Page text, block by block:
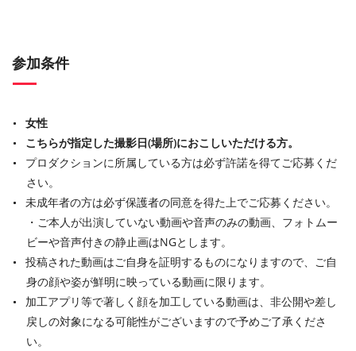
参加条件
女性
こちらが指定した撮影日(場所)におこしいただける方。
プロダクションに所属している方は必ず許諾を得てご応募くだ
さい。
未成年者の方は必ず保護者の同意を得た上でご応募ください。
・ご本人が出演していない動画や音声のみの動画、フォトムー
ビーや音声付きの静止画はNGとします。
投稿された動画はご自身を証明するものになりますので、ご自
身の顔や姿が鮮明に映っている動画に限ります。
加工アプリ等で著しく顔を加工している動画は、非公開や差し
戻しの対象になる可能性がございますので予めご了承くださ
い。